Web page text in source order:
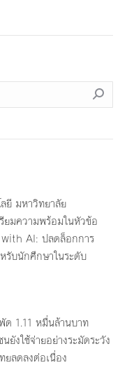
ยี มหาวิทยาลัย
ยมความพร้อมในหัวข้อ
AI: ปลดล็อกการ
รับนักศึกษาในระดับ
1.11 หมื่นล้านบาท
งใช้จ่ายอย่างระมัดระวัง
ลดลงต่อเนื่อง